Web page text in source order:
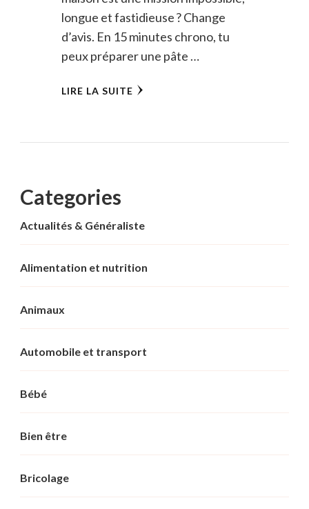
longue et fastidieuse ? Change
d’avis. En 15 minutes chrono, tu
peux préparer une pâte …
LIRE LA SUITE
Categories
Actualités & Généraliste
Alimentation et nutrition
Animaux
Automobile et transport
Bébé
Bien être
Bricolage